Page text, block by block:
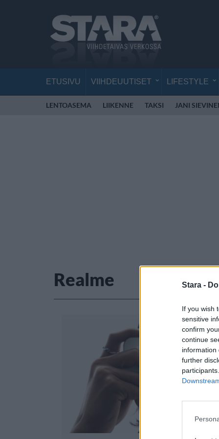
Stara -
If you wish
sensitive
confirm
continue
information
further
ETUSIVU VIIHDEUUTISET LIFESTYLE
LENTOASEMA LIIKENNE TAKSI JANI
Realme